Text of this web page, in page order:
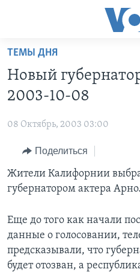
Перейти
основной
контент
навигации
Перейти
ПРОГРАММЫ
НОВОСТИ ЗА МИНУТУ
ИТОГИ
ПОЧЕМУ ЭТО ВАЖНО?
ДИСКУССИЯ VOA
ДЕТАЛИ
НЬЮ-ЙОРК NEW YORK
АМЕРИКА. БОЛЬШОЕ
УЧИМ АНГЛИЙСКИЙ
НАША АМЕРИКАНСКАЯ
А КАК В АМЕРИКЕ?
АРТЕФАКТЫ
АМЕРИКАНСКИЕ ГОРОДКИ
ТЕСТЫ
ЭКСПЕРТИЗА
ИНТЕРВЬЮ
ФАКТЫ ПРОТИВ ФЕЙКОВ
ЗА СВОБОДУ ПРЕССЫ
УЧИМ АНГЛИЙСКИЙ
ВИДЕО
ПОДПИСКА НА НОВОСТИ
ТЕМЫ ДНЯ
Новый
2003-10-08
08 Октябрь, 2003 03:00
Поделиться
Жители Калифорнии
губернатором актера
Еще до того как начали
данные о голосовании,
предсказывали, что
будет отозван, а